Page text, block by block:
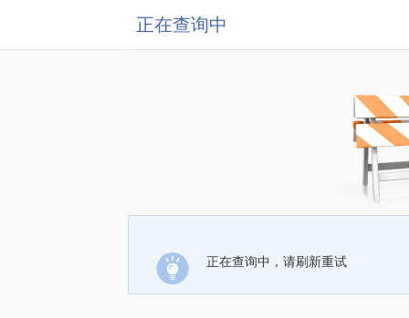
正在查询中
正在查询中，请刷新重试